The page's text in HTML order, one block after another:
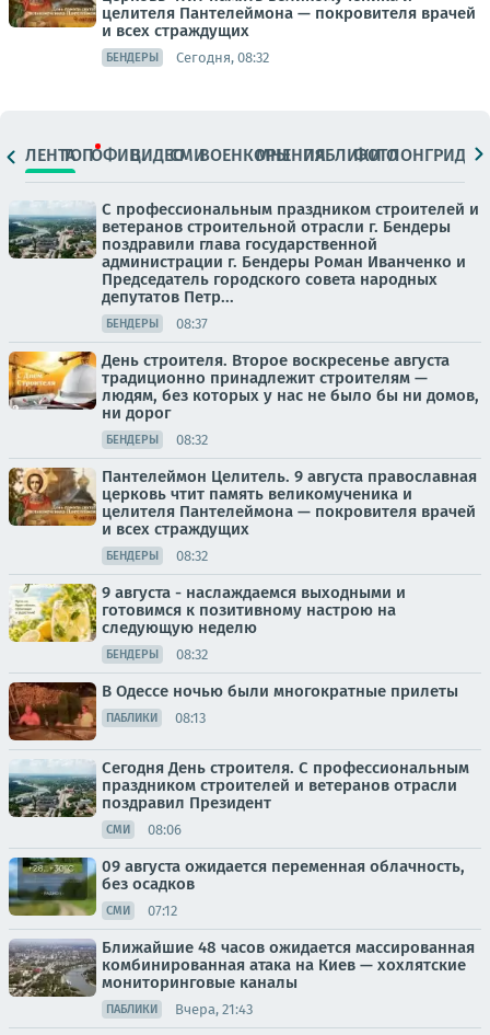
целителя Пантелеймона — покровителя врачей
и всех страждущих
БЕНДЕРЫ Сегодня, 08:32
ЛЕНТАТОПОФИЦ.ВИДЕОСМИВОЕНКОРЫМНЕНИЯПАБЛИКИ
ФОТОЛОНГРИДЫ
С профессиональным праздником строителей и
ветеранов строительной отрасли г. Бендеры
поздравили глава государственной
администрации г. Бендеры Роман Иванченко и
Председатель городского совета народных
депутатов Петр...
БЕНДЕРЫ 08:37
День строителя. Второе воскресенье августа
традиционно принадлежит строителям —
людям, без которых у нас не было бы ни домов,
ни дорог
БЕНДЕРЫ 08:32
Пантелеймон Целитель. 9 августа православная
церковь чтит память великомученика и
целителя Пантелеймона — покровителя врачей
и всех страждущих
БЕНДЕРЫ 08:32
9 августа - наслаждаемся выходными и
готовимся к позитивному настрою на
следующую неделю
БЕНДЕРЫ 08:32
В Одессе ночью были многократные прилеты
ПАБЛИКИ 08:13
Сегодня День строителя. С профессиональным
праздником строителей и ветеранов отрасли
поздравил Президент
СМИ 08:06
09 августа ожидается переменная облачность,
без осадков
СМИ 07:12
Ближайшие 48 часов ожидается массированная
комбинированная атака на Киев — хохлятские
мониторинговые каналы
ПАБЛИКИ Вчера, 21:43